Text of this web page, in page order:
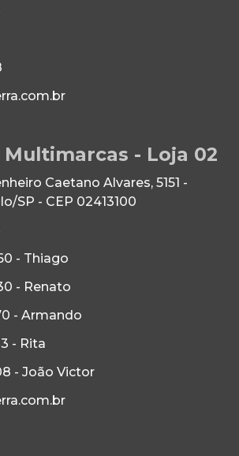
Multimarcas - Loja 02
Caetano Alvares, 5151 -
SP - CEP 02413100
- Thiago
- Renato
- Armando
- Rita
- João Victor